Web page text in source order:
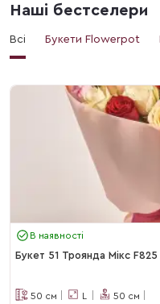
Наші бестселери
Всі Букети Flowerpot
В наявності
Букет 51 Троянда Мікс F825
50 см L 50 см